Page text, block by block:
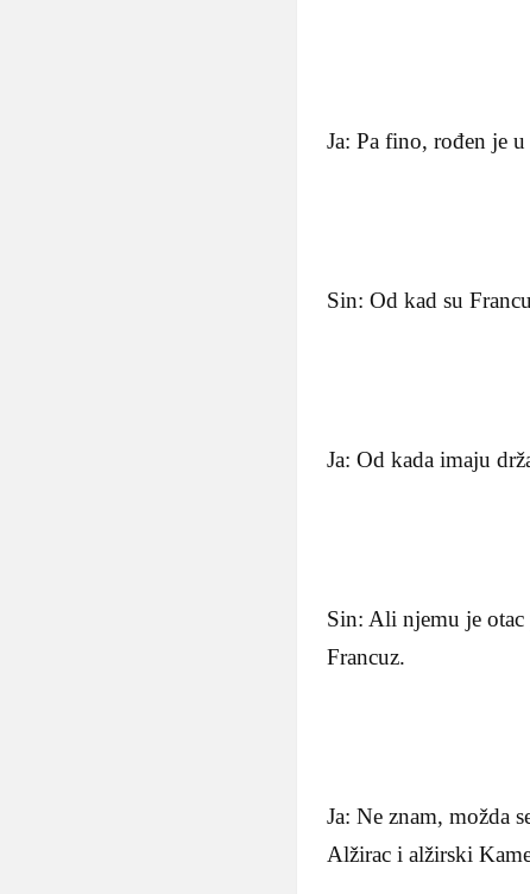
Ja: Pa fino, rođen je
Sin: Od kad su
Ja: Od kada imaju
Sin: Ali njemu je
Francuz.
Ja: Ne znam, možda
Alžirac i alžirski